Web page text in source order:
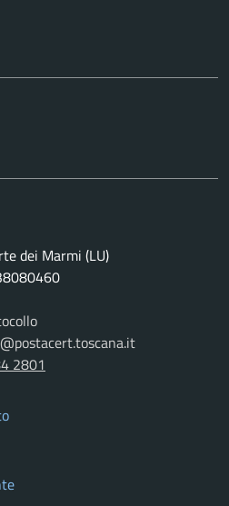
dei Marmi (LU)
2801